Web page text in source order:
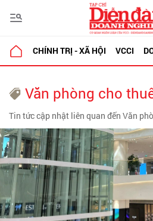
CHÍNH TRỊ - XÃ HỘI VCCI
Văn phòng cho
Tin tức cập nhật liên quan đến Văn